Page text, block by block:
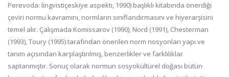
Perevoda: lingvistiçeskiye aspektı, 1990) başlıklı kitabında önerdiği
çeviri normu kavramını, normların sınıflandırmasını ve hiyerarşisini
temel alır. Çalışmada Komissarov (1990), Nord (1991), Chesterman
(1993), Toury (1995) tarafından önerilen norm nosyonları yapı ve
tanım açısından karşılaştırılmış, benzerlikler ve farklılıklar
saptanmıştır. Sonuç olarak normun sosyokültürel doğası bütün